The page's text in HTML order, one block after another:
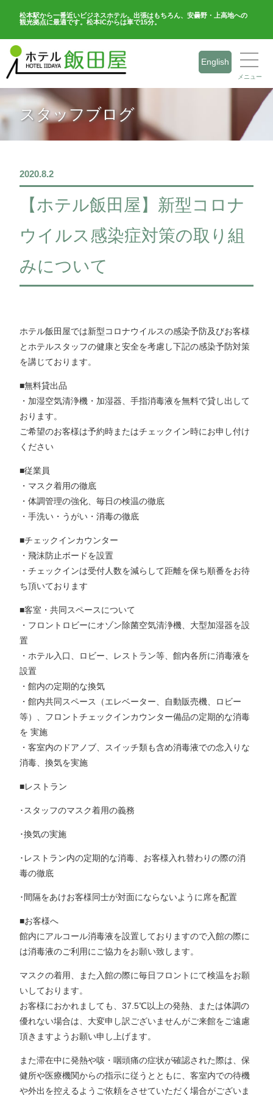
松本駅から一番近いビジネスホテル。出張はもちろん、安曇野・上高地への
観光拠点に最適です。松本ICからは車で15分。
English
メニュー
スタッフブログ
2020.8.2
【ホテル飯田屋】新型コロナ
ウイルス感染症対策の取り組
みについて
ホテル飯田屋では新型コロナウイルスの感染予防及びお客様
とホテルスタッフの健康と安全を考慮し下記の感染予防対策
を講じております。
■無料貸出品
・加湿空気清浄機・加湿器、手指消毒液を無料で貸し出して
おります。
ご希望のお客様は予約時またはチェックイン時にお申し付け
ください
■従業員
・マスク着用の徹底
・体調管理の強化、毎日の検温の徹底
・手洗い・うがい・消毒の徹底
■チェックインカウンター
・飛沫防止ボードを設置
・チェックインは受付人数を減らして距離を保ち順番をお待
ち頂いております
■客室・共同スペースについて
・フロントロビーにオゾン除菌空気清浄機、大型加湿器を設
置
・ホテル入口、ロビー、レストラン等、館内各所に消毒液を
設置
・館内の定期的な換気
・館内共同スペース（エレベーター、自動販売機、ロビー
等）、フロントチェックインカウンター備品の定期的な消毒
を 実施
・客室内のドアノブ、スイッチ類も含め消毒液での念入りな
消毒、換気を実施
■レストラン
･スタッフのマスク着用の義務
･換気の実施
･レストラン内の定期的な消毒、お客様入れ替わりの際の消
毒の徹底
･間隔をあけお客様同士が対面にならないように席を配置
■お客様へ
館内にアルコール消毒液を設置しておりますので入館の際に
は消毒液のご利用にご協力をお願い致します。
マスクの着用、また入館の際に毎日フロントにて検温をお願
いしております。
お客様におかれましても、37.5℃以上の発熱、または体調の
優れない場合は、大変申し訳ございませんがご来館をご遠慮
頂きますようお願い申し上げます。
また滞在中に発熱や咳・咽頭痛の症状が確認された際は、保
健所や医療機関からの指示に従うとともに、客室内での待機
や外出を控えるようご依頼をさせていただく場合がございま